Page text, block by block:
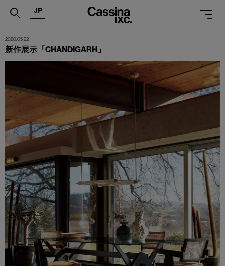
.
PRODUCTS
PROJECTS
MAGAZINE
SUPPORT
SHOPS
CATALOGUES
PROFESSIONAL
ONLINE STORE お問合せ
JP
2020.05.22
新作展示「CHANDIGARH」